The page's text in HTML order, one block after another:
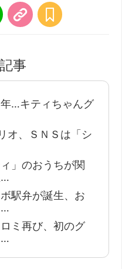
事
…キティちゃんグ
オ、ＳＮＳは「シ
」のおうちが関
…
駅弁が誕生、お
…
ミ再び、初のグ
…